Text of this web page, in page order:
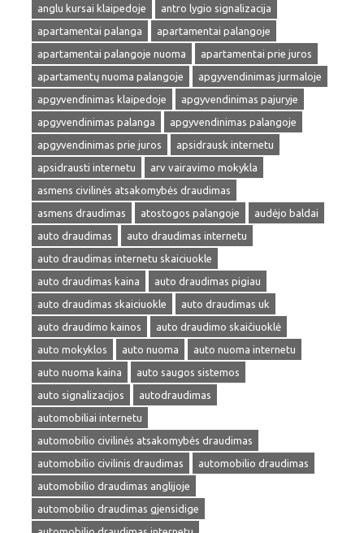
anglu kursai klaipedoje
antro lygio signalizacija
apartamentai palanga
apartamentai palangoje
apartamentai palangoje nuoma
apartamentai prie juros
apartamentų nuoma palangoje
apgyvendinimas jurmaloje
apgyvendinimas klaipedoje
apgyvendinimas pajuryje
apgyvendinimas palanga
apgyvendinimas palangoje
apgyvendinimas prie juros
apsidrausk internetu
apsidrausti internetu
arv vairavimo mokykla
asmens civilinės atsakomybės draudimas
asmens draudimas
atostogos palangoje
audėjo baldai
auto draudimas
auto draudimas internetu
auto draudimas internetu skaiciuokle
auto draudimas kaina
auto draudimas pigiau
auto draudimas skaiciuokle
auto draudimas uk
auto draudimo kainos
auto draudimo skaičiuoklė
auto mokyklos
auto nuoma
auto nuoma internetu
auto nuoma kaina
auto saugos sistemos
auto signalizacijos
autodraudimas
automobiliai internetu
automobilio civilinės atsakomybės draudimas
automobilio civilinis draudimas
automobilio draudimas
automobilio draudimas anglijoje
automobilio draudimas gjensidige